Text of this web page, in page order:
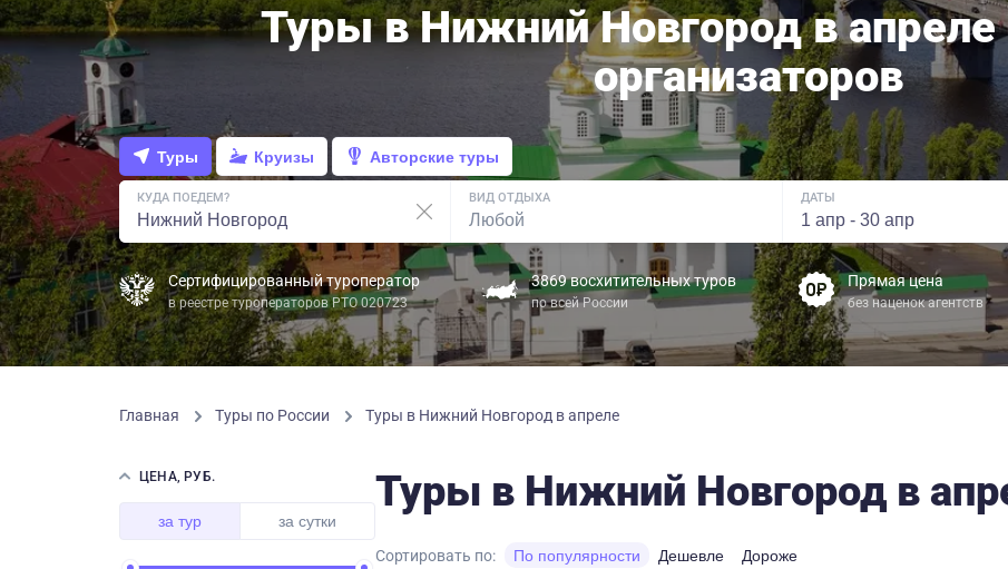
Туры в Нижний Новгород в
организаторов
Туры Круизы Авторские туры
КУДА ПОЕДЕМ? ВИД ОТДЫХА ДАТЫ
Сертифицированный туроператор
в реестре туроператоров РТО 020723
3869 восхитительных туров
по всей России
Прямая цена
без наценок агентств
Главная Туры по России Туры в Нижний Новгород в апреле
ЦЕНА, РУБ.
за тур за сутки
Туры в Нижний Новгород в
Сортировать по: По популярности Дешевле Дороже